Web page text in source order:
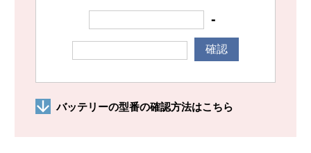
-
確認
バッテリーの型番の確認方法はこちら